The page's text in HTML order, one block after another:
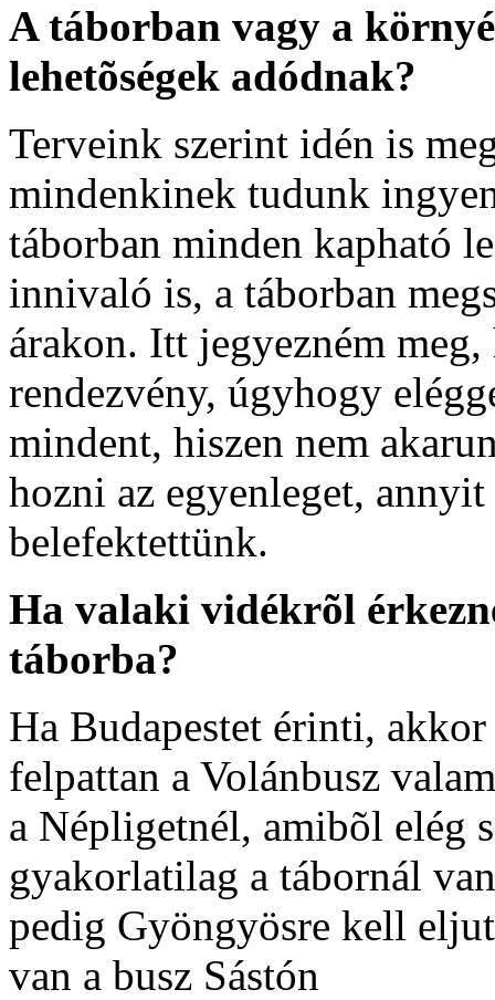
A táborban vagy a
lehetõségek adódnak?
Terveink szerint idén is
mindenkinek tudunk
táborban minden kapható
innivaló is, a táborban
árakon. Itt jegyezném
rendezvény, úgyhogy
mindent, hiszen nem
hozni az egyenleget,
belefektettünk.
Ha valaki vidékrõl
táborba?
Ha Budapestet érinti,
felpattan a Volánbusz
a Népligetnél, amibõl elég
gyakorlatilag a tábornál
pedig Gyöngyösre kell
van a busz Sástón